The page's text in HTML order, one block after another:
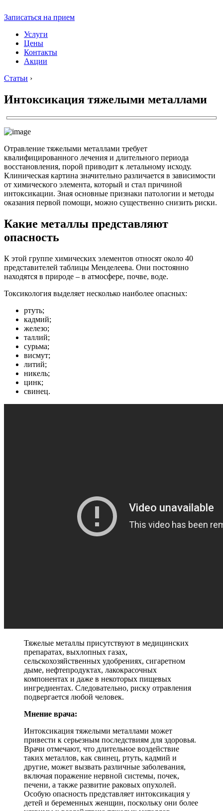
Записаться на прием
Услуги
Цены
Контакты
Акции
Статьи ›
Интоксикация тяжелыми металлами
Отравление тяжелыми металлами требует
квалифицированного лечения и длительного периода
восстановления, порой приводит к летальному исходу.
Клиническая картина значительно различается в зависимости
от химического элемента, который и стал причиной
интоксикации. Зная основные признаки патологии и методы
оказания первой помощи, можно существенно снизить риски.
Какие металлы представляют
опасность
К этой группе химических элементов относят около 40
представителей таблицы Менделеева. Они постоянно
находятся в природе – в атмосфере, почве, воде.
Токсикология выделяет несколько наиболее опасных:
ртуть;
кадмий;
железо;
таллий;
сурьма;
висмут;
литий;
никель;
цинк;
свинец.
Тяжелые металлы присутствуют в медицинских
препаратах, выхлопных газах,
сельскохозяйственных удобрениях, сигаретном
дыме, нефтепродуктах, лакокрасочных
компонентах и даже в некоторых пищевых
ингредиентах. Следовательно, риску отравления
подвергается любой человек.
Мнение врача:
Интоксикация тяжелыми металлами может
привести к серьезным последствиям для здоровья.
Врачи отмечают, что длительное воздействие
таких металлов, как свинец, ртуть, кадмий и
другие, может вызвать различные заболевания,
включая поражение нервной системы, почек,
печени, а также развитие раковых опухолей.
Особую опасность представляет интоксикация у
детей и беременных женщин, поскольку они более